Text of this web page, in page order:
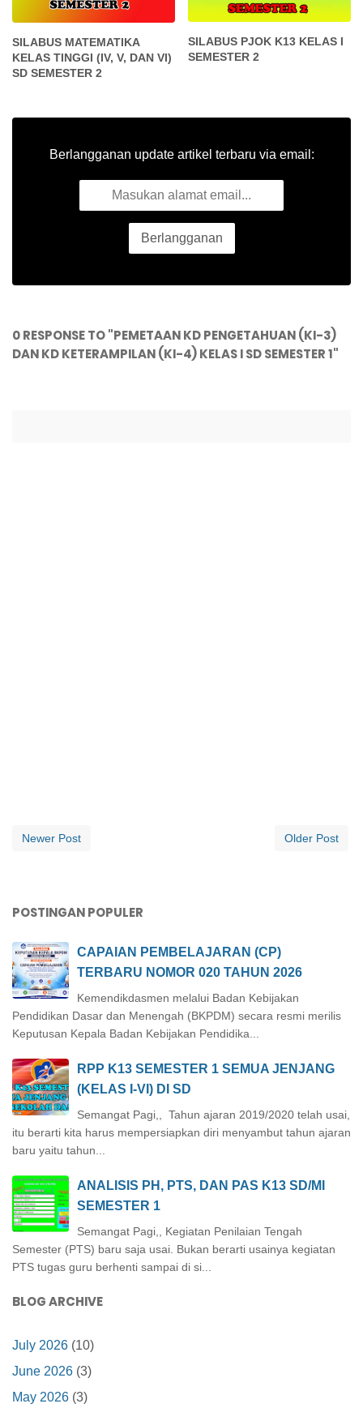
SILABUS MATEMATIKA
KELAS TINGGI (IV, V, DAN VI)
SD SEMESTER 2
SILABUS PJOK K13 KELAS I
SEMESTER 2
Berlangganan update artikel terbaru via email:
0 RESPONSE TO "PEMETAAN KD PENGETAHUAN (KI-3)
DAN KD KETERAMPILAN (KI-4) KELAS I SD SEMESTER 1"
Newer Post Older Post
POSTINGAN POPULER
CAPAIAN PEMBELAJARAN (CP)
TERBARU NOMOR 020 TAHUN 2026
Kemendikdasmen melalui Badan Kebijakan
Pendidikan Dasar dan Menengah (BKPDM) secara resmi merilis
Keputusan Kepala Badan Kebijakan Pendidika...
RPP K13 SEMESTER 1 SEMUA JENJANG
(KELAS I-VI) DI SD
Semangat Pagi,, Tahun ajaran 2019/2020 telah usai,
itu berarti kita harus mempersiapkan diri menyambut tahun ajaran
baru yaitu tahun...
ANALISIS PH, PTS, DAN PAS K13 SD/MI
SEMESTER 1
Semangat Pagi,, Kegiatan Penilaian Tengah
Semester (PTS) baru saja usai. Bukan berarti usainya kegiatan
PTS tugas guru berhenti sampai di si...
BLOG ARCHIVE
July 2026 (10)
June 2026 (3)
May 2026 (3)